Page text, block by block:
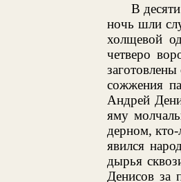
В
ночь шли
холщевой
четверо
сожжения
Андрей
яму
дерном,
явился
дырья
Денисов за